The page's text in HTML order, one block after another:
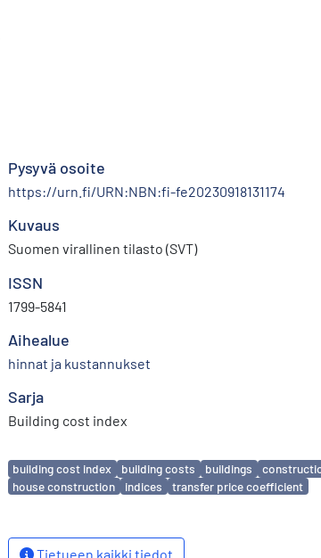
Pysyvä osoite
https://urn.fi/URN:NBN:fi-fe20230918131174
Kuvaus
Suomen virallinen tilasto (SVT)
ISSN
1799-5841
Aihealue
hinnat ja kustannukset
Sarja
Building cost index
Avainsanat
building cost index building costs buildings
house construction
indices transfer price coefficient
Tietueen kaikki tiedot